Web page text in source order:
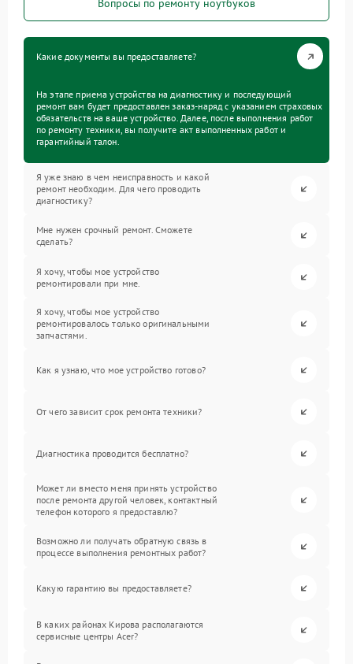
Вопросы по ремонту ноутбуков
Какие документы вы предоставляете?
На этапе приема устройства на диагностику и последующий
ремонт вам будет предоставлен заказ-наряд с указанием страховых
обязательств на ваше устройство. Далее, после выполнения работ
по ремонту техники, вы получите акт выполненных работ и
гарантийный талон.
Я уже знаю в чем неисправность и какой
ремонт необходим. Для чего проводить
диагностику?
Мне нужен срочный ремонт. Сможете
сделать?
Я хочу, чтобы мое устройство
ремонтировали при мне.
Я хочу, чтобы мое устройство
ремонтировалось только оригинальными
запчастями.
Как я узнаю, что мое устройство готово?
От чего зависит срок ремонта техники?
Диагностика проводится бесплатно?
Может ли вместо меня принять устройство
после ремонта другой человек, контактный
телефон которого я предоставлю?
Возможно ли получать обратную связь в
процессе выполнения ремонтных работ?
Какую гарантию вы предоставляете?
В каких районах Кирова располагаются
сервисные центры Acer?